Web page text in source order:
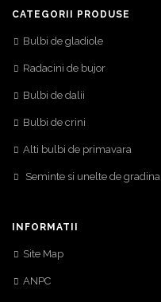
CATEGORII PRODUSE
Bulbi de gladiole
Radacini de bujor
Bulbi de dalii
Bulbi de crini
Alti bulbi de primavara
Seminte si unelte de gradina
INFORMATII
Site Map
ANPC